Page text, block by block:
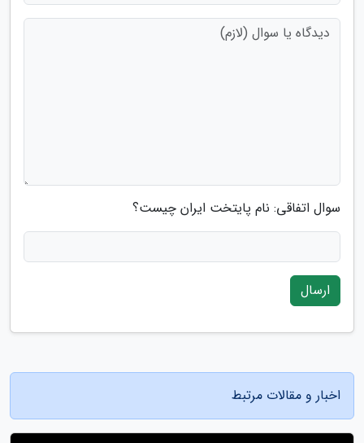
سوال اتفاقی: نام پایتخت ایران چیست؟
ارسال
اخبار و مقالات مرتبط